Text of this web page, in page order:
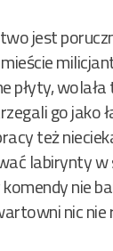
jest
płyty,
go
też
labirynty
nie
nic